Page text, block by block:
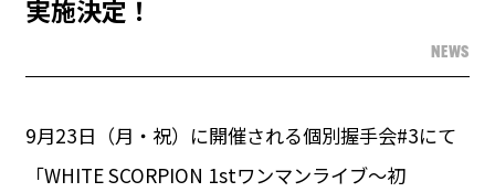
実施決定！
NEWS
9月23日（月・祝）に開催される個別握手会#3にて
「WHITE SCORPION 1stワンマンライブ〜初